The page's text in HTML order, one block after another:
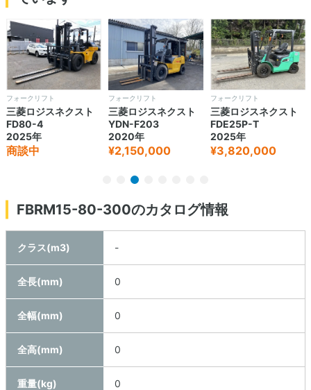
リフト
ジスネクスト
4
フォークリフト
三菱ロジスネクスト
YDN-F203
2020年
¥2,150,000
フォークリフト
三菱ロジスネクスト
FDE25P-T
2025年
¥3,820,000
三菱
FBRM15-80-300のカタログ情報
クラス(m3) -
全長(mm) 0
全幅(mm) 0
全高(mm) 0
重量(kg) 0